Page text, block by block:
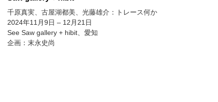
千原真実、古屋湖都美、光藤雄介：トレース何か
2024年11月9日 – 12月21日
See Saw gallery + hibit、愛知
企画：末永史尚